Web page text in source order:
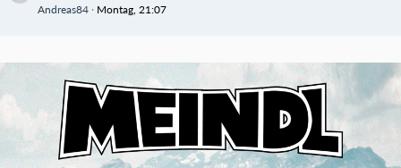
Andreas84 Montag, 21:07